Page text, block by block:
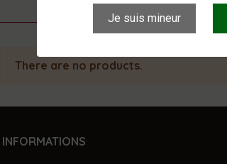
Je suis mineur
There are no products.
INFORMATIONS